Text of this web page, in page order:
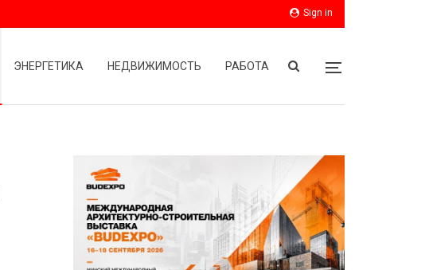
Sign in
ЭНЕРГЕТИКА НЕДВИЖИМОСТЬ РАБОТА